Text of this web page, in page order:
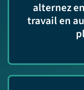
alternez
travail en